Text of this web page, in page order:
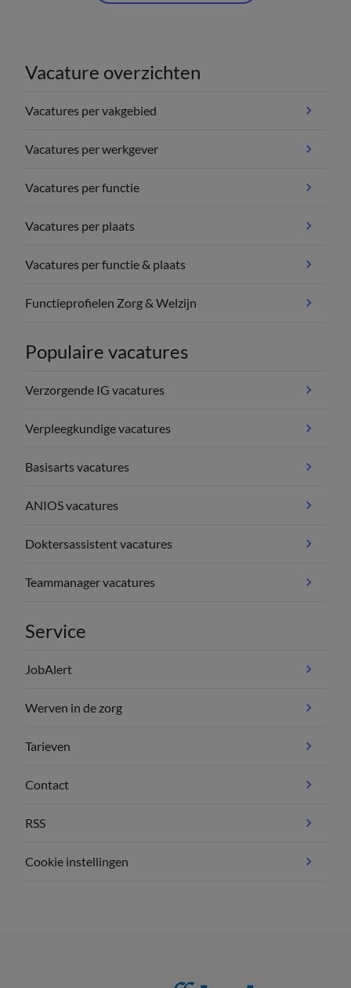
Vacature overzichten
Vacatures per vakgebied
Vacatures per werkgever
Vacatures per functie
Vacatures per plaats
Vacatures per functie & plaats
Functieprofielen Zorg & Welzijn
Populaire vacatures
Verzorgende IG vacatures
Verpleegkundige vacatures
Basisarts vacatures
ANIOS vacatures
Doktersassistent vacatures
Teammanager vacatures
Service
JobAlert
Werven in de zorg
Tarieven
Contact
RSS
Cookie instellingen